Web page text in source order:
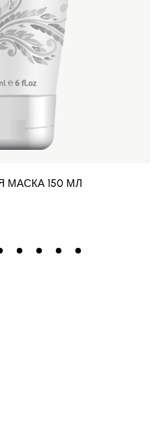
150 МЛ